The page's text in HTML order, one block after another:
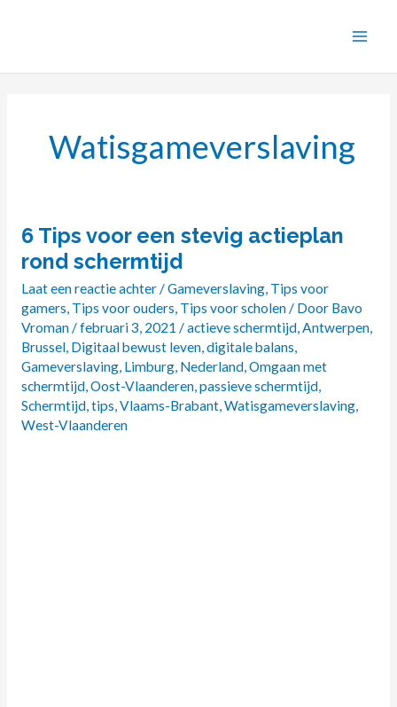
inhoud
Watisgameverslaving
6 Tips voor een stevig actieplan
rond schermtijd
Laat een reactie achter/Gameverslaving, Tips voor
gamers, Tips voor ouders, Tips voor scholen/ Door Bavo
Vroman/februari 3, 2021 /actieve schermtijd,Antwerpen,
Brussel, Digitaal bewust leven,digitale balans,
Gameverslaving, Limburg, Nederland,Omgaan met
schermtijd,Oost-Vlaanderen,passieve schermtijd,
Schermtijd,tips,Vlaams-Brabant,Watisgameverslaving,
West-Vlaanderen
6
Tips
stevig
actieplan
rond
schermtijd